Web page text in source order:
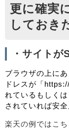
更に確実
しておき
・サイト
ブラウザの上に
ドレスが「
れているもしく
されていれば安
楽天の例ではこち